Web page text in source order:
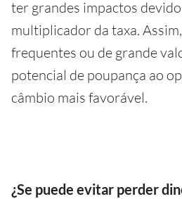
ter grandes impactos
multiplicador da taxa.
frequentes ou de grande
potencial de poupança ao
câmbio mais favorável.
¿Se puede evitar perder